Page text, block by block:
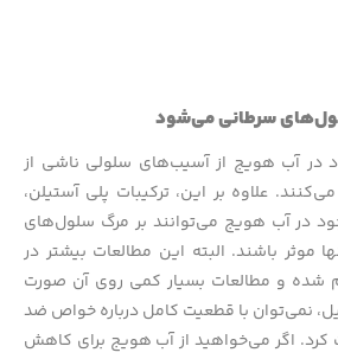
سرطانی می‌شود
در آب هویج از آسیب‌های سلولی ناشی از
علاوه بر این، ترکیبات پلی آستیلن،
در آب هویج می‌توانند بر مرگ سلول‌های
موثر باشند. البته این مطالعات بیشتر در
شده و مطالعات بسیار کمی روی آن صورت
نمی‌توان با قطعیت کامل درباره خواص ضد
اگر می‌خواهید از آب هویج برای کاهش